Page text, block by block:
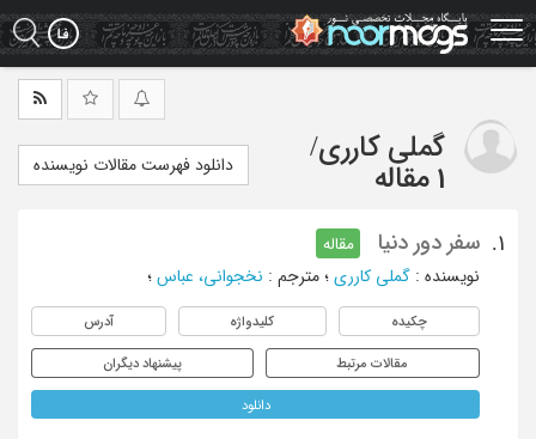
Skip
to
main
گملی کارری/
1 مقاله
دانلود فهرست مقالات نویسنده
1. سفر دور دنیا
مقاله
نویسنده : گملی کارری ؛ مترجم : نخجوانی، عباس ؛
چکیده کلیدواژه آدرس
مقالات مرتبط پیشنهاد دیگران
دانلود